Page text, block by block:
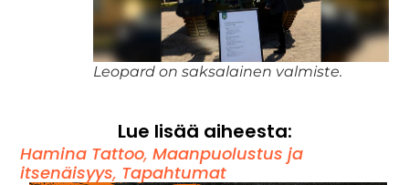
Leopard on saksalainen valmiste.
Lue lisää aiheesta:
Hamina Tattoo,Maanpuolustus ja
itsenäisyys, Tapahtumat